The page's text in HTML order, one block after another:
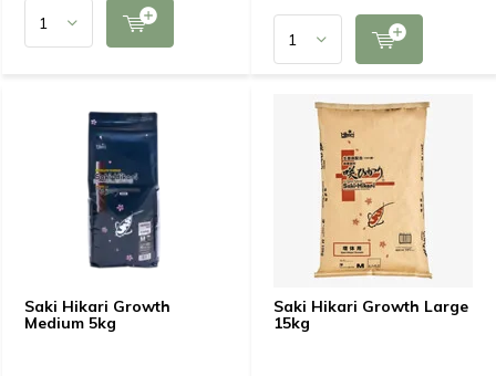
Saki Hikari Growth
Medium 5kg
Saki Hikari Growth Large
15kg